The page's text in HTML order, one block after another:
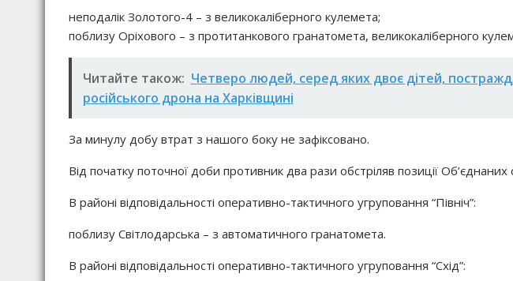
неподалік Золотого-4 – з великокаліберного кулемета;
поблизу Оріхового – з протитанкового гранатомета, великокаліберного
Читайте також: Четверо людей, серед яких двоє дітей,
російського дрона на Харківщині
За минулу добу втрат з нашого боку не зафіксовано.
Від початку поточної доби противник два рази обстріляв позиції Об’єднаних
В районі відповідальності оперативно-тактичного угруповання “Північ”:
поблизу Світлодарська – з автоматичного гранатомета.
В районі відповідальності оперативно-тактичного угруповання “Схід”: